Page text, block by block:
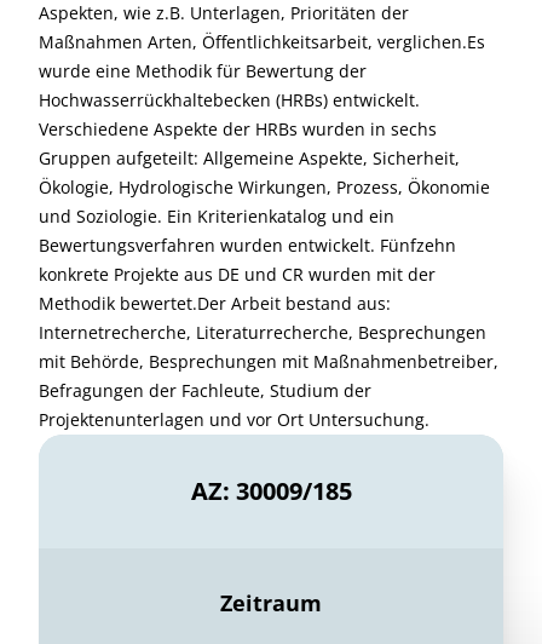
Aspekten, wie z.B. Unterlagen, Prioritäten der
Maßnahmen Arten, Öffentlichkeitsarbeit, verglichen.Es
wurde eine Methodik für Bewertung der
Hochwasserrückhaltebecken (HRBs) entwickelt.
Verschiedene Aspekte der HRBs wurden in sechs
Gruppen aufgeteilt: Allgemeine Aspekte, Sicherheit,
Ökologie, Hydrologische Wirkungen, Prozess, Ökonomie
und Soziologie. Ein Kriterienkatalog und ein
Bewertungsverfahren wurden entwickelt. Fünfzehn
konkrete Projekte aus DE und CR wurden mit der
Methodik bewertet.Der Arbeit bestand aus:
Internetrecherche, Literaturrecherche, Besprechungen
mit Behörde, Besprechungen mit Maßnahmenbetreiber,
Befragungen der Fachleute, Studium der
Projektenunterlagen und vor Ort Untersuchung.
AZ: 30009/185
Zeitraum